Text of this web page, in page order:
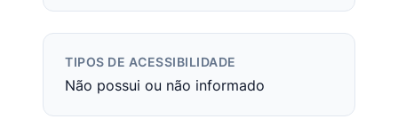
TIPOS DE ACESSIBILIDADE
Não possui ou não informado